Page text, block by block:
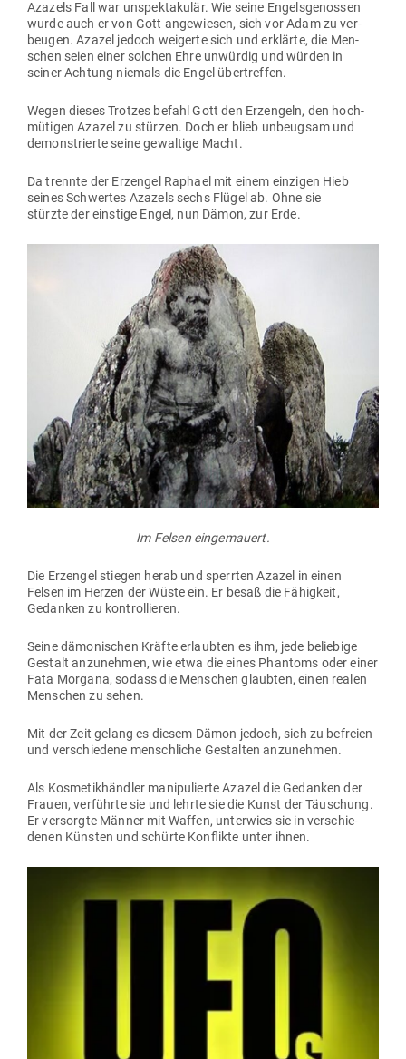
Azazels Fall war unspek­ta­kulär. Wie seine Engels­ge­nossen
wurde auch er von Gott ange­wiesen, sich vor Adam zu ver­
beugen. Azazel jedoch wei­gerte sich und erklärte, die Men­
schen seien einer solchen Ehre unwürdig und würden in
seiner Achtung niemals die Engel übertreffen.
Wegen dieses Trotzes befahl Gott den Erz­engeln, den hoch­
mü­tigen Azazel zu stürzen. Doch er blieb unbeugsam und
demons­trierte seine gewaltige Macht.
Da trennte der Erz­engel Raphael mit einem ein­zigen Hieb
seines Schwertes Azazels sechs Flügel ab. Ohne sie
stürzteder einstige Engel , nun Dämon, zur Erde.
Im Felsen eingemauert.
Die Erz­engel stiegen herab und sperrten Azazel in einen
Felsen im Herzen der Wüste ein. Er besaß die Fähigkeit,
Gedanken zu kontrollieren.
Seine dämo­ni­schen Kräfte erlaubten es ihm, jede beliebige
Gestalt anzu­nehmen, wie etwa die eines Phantoms oder einer
Fata Morgana, sodass die Men­schen glaubten, einen realen
Men­schen zu sehen.
Mit der Zeit gelang es diesem Dämon jedoch, sich zu befreien
und ver­schiedene mensch­liche Gestalten anzunehmen.
Als Kos­me­tik­händler mani­pu­lierte Azazel die Gedanken der
Frauen, ver­führte sie und lehrte sie die Kunst der Täu­schung.
Er ver­sorgte Männer mit Waffen, unterwies sie in ver­schie­
denen Künsten und schürte Kon­flikte unter ihnen.